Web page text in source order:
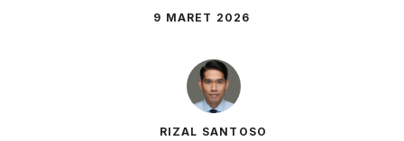
9 MARET 2026
RIZAL SANTOSO